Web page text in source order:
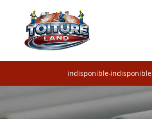
indisponible-indisponible